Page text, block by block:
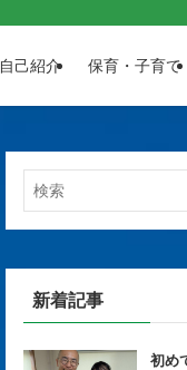
自己紹介 保育・子育て
新着記事
初め